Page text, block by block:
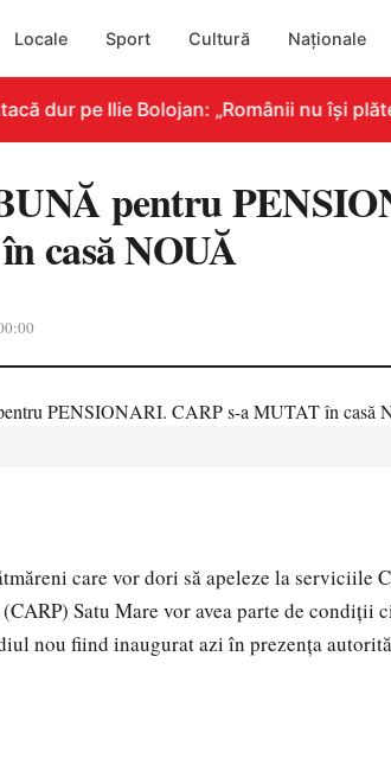
Locale Sport Cultură Naționale
dur pe Ilie Bolojan: „Românii nu își
pentru
casă NOUĂ
care vor dori să apeleze la serviciile
Satu Mare vor avea parte de
nou fiind inaugurat azi în prezenţa